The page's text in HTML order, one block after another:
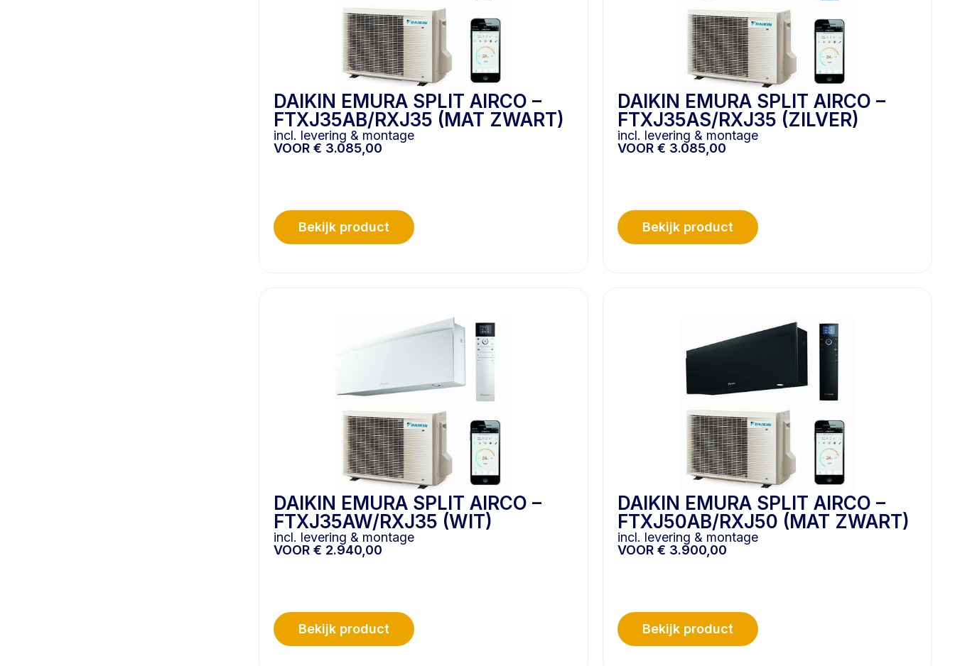
DAIKIN EMURA SPLIT AIRCO –
FTXJ35AB/RXJ35 (MAT ZWART)
incl. levering & montage
VOOR € 3.085,00
Bekijk product
DAIKIN EMURA SPLIT AIRCO –
FTXJ35AS/RXJ35 (ZILVER)
incl. levering & montage
VOOR € 3.085,00
Bekijk product
DAIKIN EMURA SPLIT AIRCO –
FTXJ35AW/RXJ35 (WIT)
incl. levering & montage
VOOR € 2.940,00
Bekijk product
DAIKIN EMURA SPLIT AIRCO –
FTXJ50AB/RXJ50 (MAT ZWART)
incl. levering & montage
VOOR € 3.900,00
Bekijk product